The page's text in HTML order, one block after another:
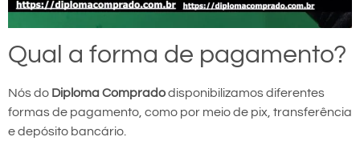
Qual a forma de pagamento?
Nós do Diploma Compradodisponibilizamos diferentes
formas de pagamento, como por meio de pix, transferência
e depósito bancário.